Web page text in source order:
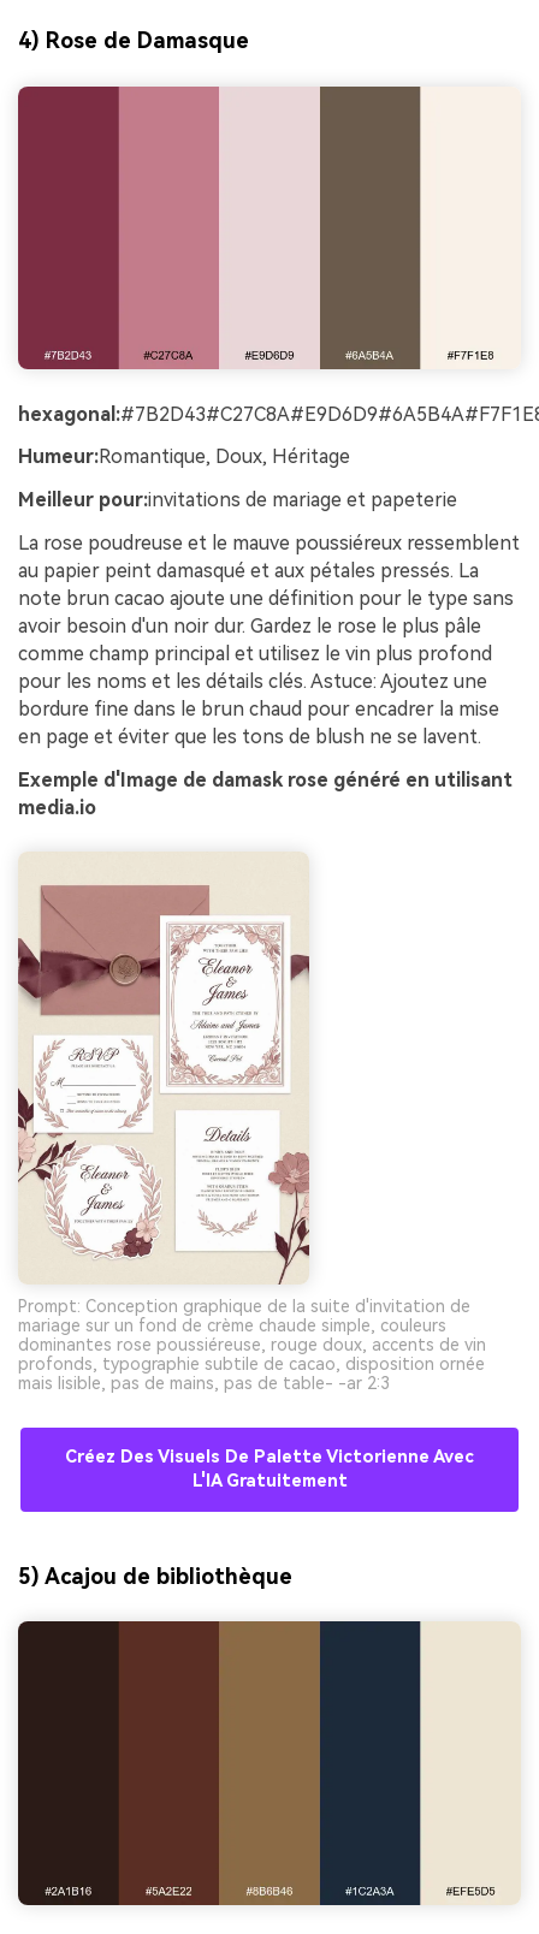
4) Rose de Damasque
hexagonal:
Humeur:Romantique, Doux, Héritage
Meilleur pour:invitations de mariage et papeterie
La rose poudreuse et le mauve poussiéreux ressemblent
au papier peint damasqué et aux pétales pressés. La
note brun cacao ajoute une définition pour le type sans
avoir besoin d'un noir dur. Gardez le rose le plus pâle
comme champ principal et utilisez le vin plus profond
pour les noms et les détails clés. Astuce: Ajoutez une
bordure fine dans le brun chaud pour encadrer la mise
en page et éviter que les tons de blush ne se lavent.
Exemple d'Image de damask rose généré en utilisant
media.io
Prompt: Conception graphique de la suite d'invitation de
mariage sur un fond de crème chaude simple, couleurs
dominantes rose poussiéreuse, rouge doux, accents de vin
profonds, typographie subtile de cacao, disposition ornée
mais lisible, pas de mains, pas de table- -ar 2:3
Créez Des Visuels De Palette Victorienne Avec
L'IA Gratuitement
5) Acajou de bibliothèque